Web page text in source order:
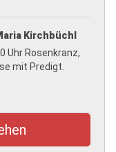
Kirchbüchl
Uhr Rosenkranz,
mit Predigt.